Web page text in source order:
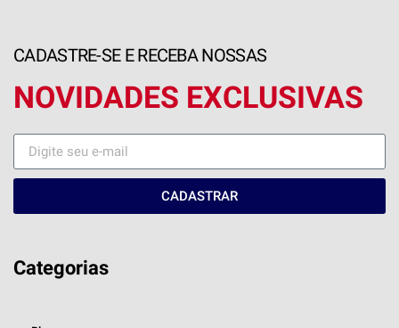
CADASTRE-SE E RECEBA NOSSAS
NOVIDADES EXCLUSIVAS
CADASTRAR
Categorias